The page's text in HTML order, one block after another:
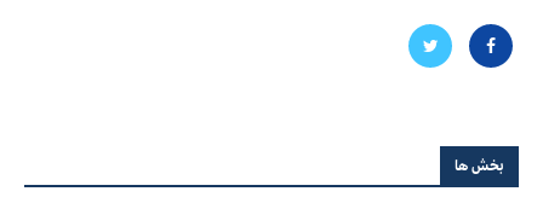
بخش ها